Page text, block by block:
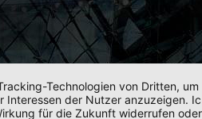
Technologien von Dritten,
Interessen der Nutzer anzuzeigen.
für die Zukunft widerrufen